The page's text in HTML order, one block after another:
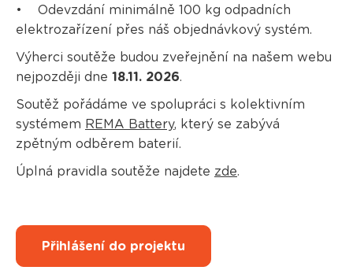
• Odevzdání minimálně 100 kg odpadních
elektrozařízení přes náš objednávkový systém.
Výherci soutěže budou zveřejnění na našem webu
nejpozději dne 18.11. 2026.
Soutěž pořádáme ve spolupráci s kolektivním
systémem REMA Battery, který se zabývá
zpětným odběrem baterií.
Úplná pravidla soutěže najdete zde.
Přihlášení do projektu